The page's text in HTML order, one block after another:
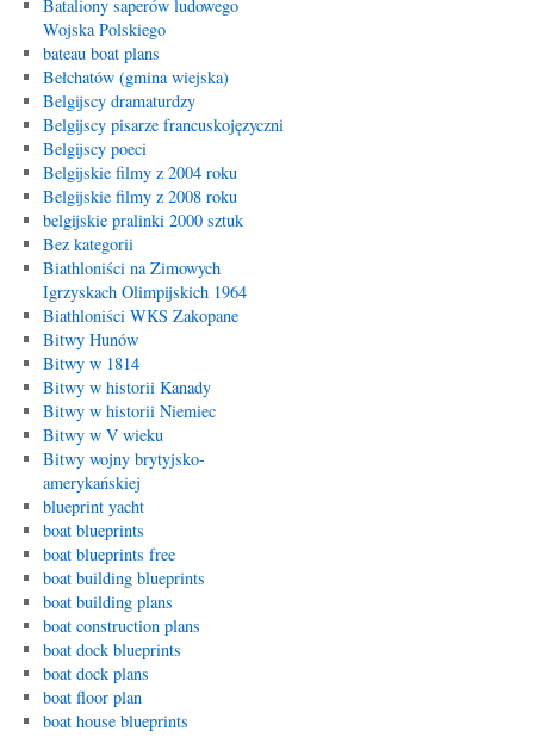
Bataliony saperów ludowego
Wojska Polskiego
bateau boat plans
Bełchatów (gmina wiejska)
Belgijscy dramaturdzy
Belgijscy pisarze francuskojęzyczni
Belgijscy poeci
Belgijskie filmy z 2004 roku
Belgijskie filmy z 2008 roku
belgijskie pralinki 2000 sztuk
Bez kategorii
Biathloniści na Zimowych
Igrzyskach Olimpijskich 1964
Biathloniści WKS Zakopane
Bitwy Hunów
Bitwy w 1814
Bitwy w historii Kanady
Bitwy w historii Niemiec
Bitwy w V wieku
Bitwy wojny brytyjsko-
amerykańskiej
blueprint yacht
boat blueprints
boat blueprints free
boat building blueprints
boat building plans
boat construction plans
boat dock blueprints
boat dock plans
boat floor plan
boat house blueprints